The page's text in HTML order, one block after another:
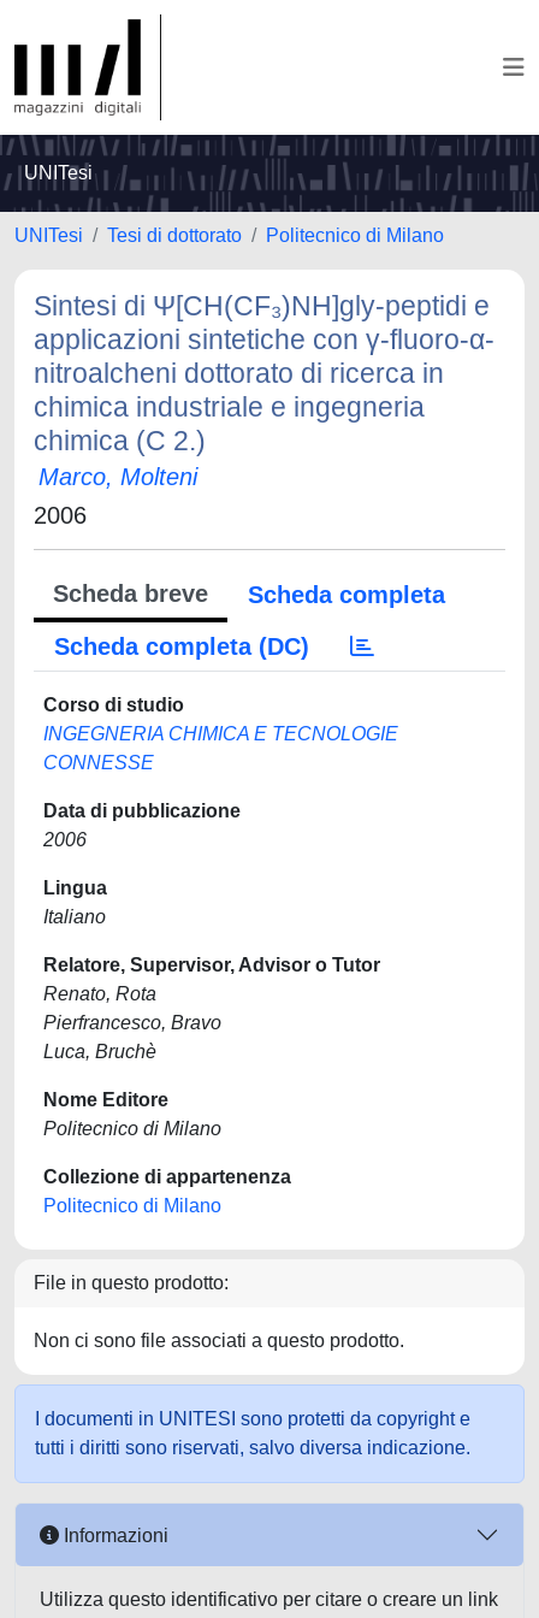
UNITesi
UNITesi Tesi di dottorato Politecnico di Milano
Sintesi di Ψ[CH(CF₃)NH]gly-peptidi e
applicazioni sintetiche con γ-fluoro-α-
nitroalcheni dottorato di ricerca in
chimica industriale e ingegneria
chimica (C 2.)
Marco, Molteni
2006
Scheda breve
Scheda completa
Scheda completa (DC)
Corso di studio
INGEGNERIA CHIMICA E TECNOLOGIE
CONNESSE
Data di pubblicazione
2006
Lingua
Italiano
Relatore, Supervisor, Advisor o Tutor
Renato, Rota
Pierfrancesco, Bravo
Luca, Bruchè
Nome Editore
Politecnico di Milano
Collezione di appartenenza
Politecnico di Milano
File in questo prodotto:
Non ci sono file associati a questo prodotto.
I documenti in UNITESI sono protetti da copyright e
tutti i diritti sono riservati, salvo diversa indicazione.
Informazioni
Utilizza questo identificativo per citare o creare un link